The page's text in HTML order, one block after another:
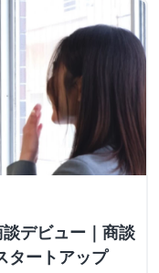
談デビュー｜商談
タートアップ